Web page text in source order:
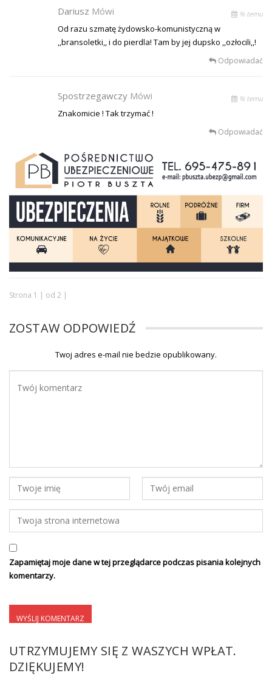
Dariusz Mówi % temu
Od razu szmatę żydowsko-komunistyczną w
,,bransoletki,, i do pierdla! Tam by jej dupsko ,,ozłocili,,!
Odpowiadać
Spostrzegawczy Mówi % temu
Znakomicie ! Tak trzymać !
Odpowiadać
Strona 1 | od 2 |
ZOSTAW ODPOWIEDŹ
Twoj adres e-mail nie bedzie opublikowany.
Zapamiętaj moje dane w tej przeglądarce podczas pisania kolejnych
komentarzy.
UTRZYMUJEMY SIĘ Z WASZYCH WPŁAT.
DZIĘKUJEMY!